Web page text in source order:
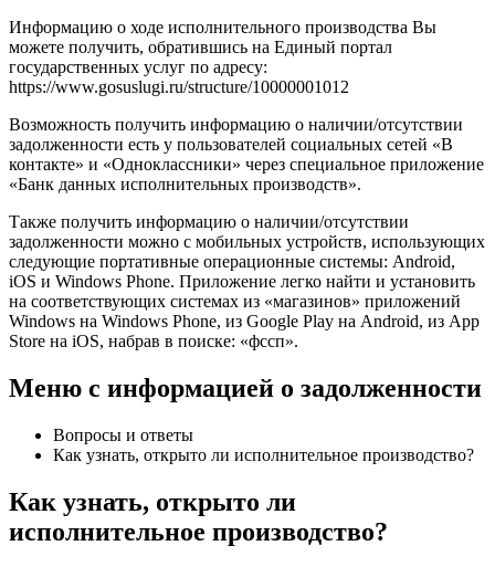
Информацию о ходе исполнительного производства Вы
можете получить, обратившись на Единый портал
государственных услуг по адресу:
https://www.gosuslugi.ru/structure/10000001012
Возможность получить информацию о наличии/отсутствии
задолженности есть у пользователей социальных сетей «В
контакте» и «Одноклассники» через специальное приложение
«Банк данных исполнительных производств».
Также получить информацию о наличии/отсутствии
задолженности можно с мобильных устройств, использующих
следующие портативные операционные системы: Android,
iOS и Windows Phone. Приложение легко найти и установить
на соответствующих системах из «магазинов» приложений
Windows на Windows Phone, из Google Play на Android, из App
Store на iOS, набрав в поиске: «фссп».
Меню с информацией о задолженности
Вопросы и ответы
Как узнать, открыто ли исполнительное производство?
Как узнать, открыто ли
исполнительное производство?